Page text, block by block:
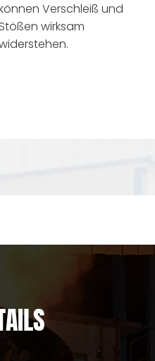
Verschleiß und
Stößen wirksam